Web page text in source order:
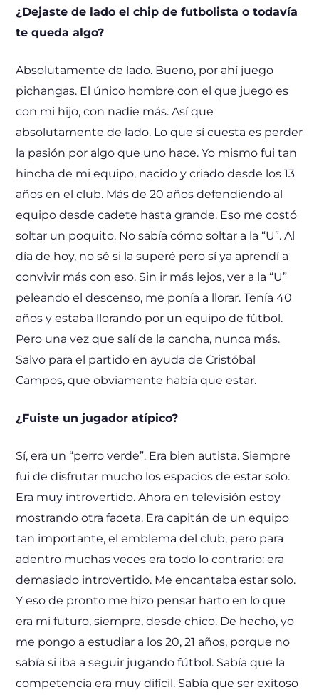
¿Dejaste de lado el chip de futbolista o todavía
te queda algo?
Absolutamente de lado. Bueno, por ahí juego
pichangas. El único hombre con el que juego es
con mi hijo, con nadie más. Así que
absolutamente de lado. Lo que sí cuesta es perder
la pasión por algo que uno hace. Yo mismo fui tan
hincha de mi equipo, nacido y criado desde los 13
años en el club. Más de 20 años defendiendo al
equipo desde cadete hasta grande. Eso me costó
soltar un poquito. No sabía cómo soltar a la “U”. Al
día de hoy, no sé si la superé pero sí ya aprendí a
convivir más con eso. Sin ir más lejos, ver a la “U”
peleando el descenso, me ponía a llorar. Tenía 40
años y estaba llorando por un equipo de fútbol.
Pero una vez que salí de la cancha, nunca más.
Salvo para el partido en ayuda de Cristóbal
Campos, que obviamente había que estar.
¿Fuiste un jugador atípico?
Sí, era un “perro verde”. Era bien autista. Siempre
fui de disfrutar mucho los espacios de estar solo.
Era muy introvertido. Ahora en televisión estoy
mostrando otra faceta. Era capitán de un equipo
tan importante, el emblema del club, pero para
adentro muchas veces era todo lo contrario: era
demasiado introvertido. Me encantaba estar solo.
Y eso de pronto me hizo pensar harto en lo que
era mi futuro, siempre, desde chico. De hecho, yo
me pongo a estudiar a los 20, 21 años, porque no
sabía si iba a seguir jugando fútbol. Sabía que la
competencia era muy difícil. Sabía que ser exitoso